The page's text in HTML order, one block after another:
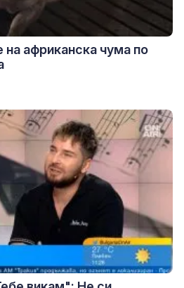
африканска чума по